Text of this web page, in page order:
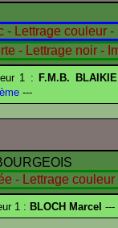
1 :
F.M.B.
---
1 : BLOCH Marcel ---